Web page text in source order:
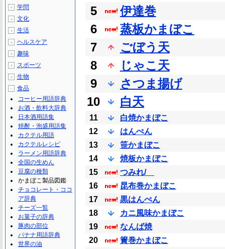
5
伊達巻
6
蒸板かまぼこ
7
ごぼう天
8
じゃこ天
9
さつま揚げ
10
白天
11
白焼かまぼこ
12
はんぺん
13
笹かまぼこ
14
焼板かまぼこ
15
つみれ/
16
昆布巻かまぼこ
17
黒はんぺん
18
カニ風味かまぼこ
19
なんば焼
20
簀巻かまぼこ
＋ 学問
＋ 文化
＋ 生活
＋ ヘルスケア
＋ 趣味
＋ スポーツ
＋ 生物
－
食品
コーヒー用語辞典
お酒・飲料大辞典
日本酒用語集
焼酎・泡盛用語集
カクテル用語
カクテルレシピ
ラーメン用語辞典
全国の生めん
豆腐の種類
かまぼこ製品図鑑
チョコレート・ココ
ア辞典
チーズ一覧
お菓子の辞典
豚肉の部位
バナナ用語辞典
世界の油